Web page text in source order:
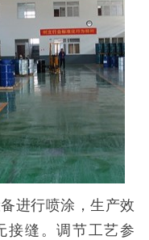
进行喷涂，生产效
接缝。调节工艺参